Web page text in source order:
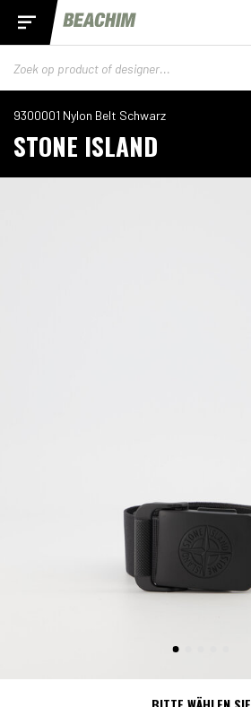
9300001 Nylon Belt Schwarz
STONE ISLAND